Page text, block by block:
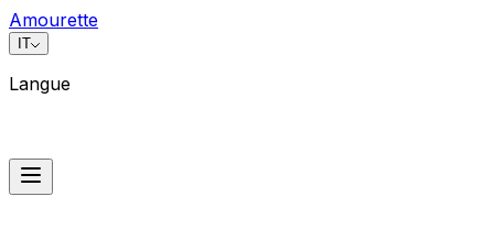
Amourette
IT
Langue